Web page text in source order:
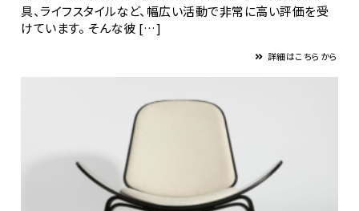
具、ライフスタイルなど、幅広い活動で非常に高い評価を受
けています。 そんな彼 […]
詳細はこちらから